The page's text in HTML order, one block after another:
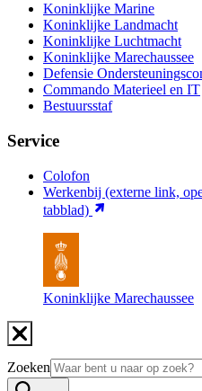
Koninklijke Marine
Koninklijke Landmacht
Koninklijke Luchtmacht
Koninklijke Marechaussee
Defensie
Commando Materieel en IT
Bestuursstaf
Service
Colofon
Werkenbij (externe link,
tabblad)
Koninklijke Marechaussee
Zoeken